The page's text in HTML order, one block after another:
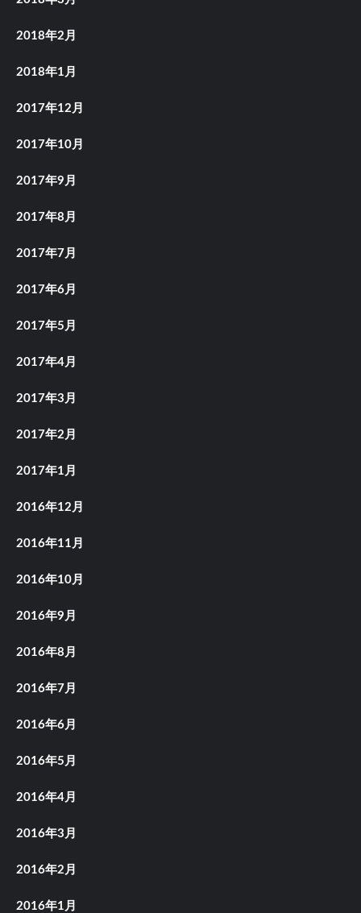
2018年2月
2018年1月
2017年12月
2017年10月
2017年9月
2017年8月
2017年7月
2017年6月
2017年5月
2017年4月
2017年3月
2017年2月
2017年1月
2016年12月
2016年11月
2016年10月
2016年9月
2016年8月
2016年7月
2016年6月
2016年5月
2016年4月
2016年3月
2016年2月
2016年1月